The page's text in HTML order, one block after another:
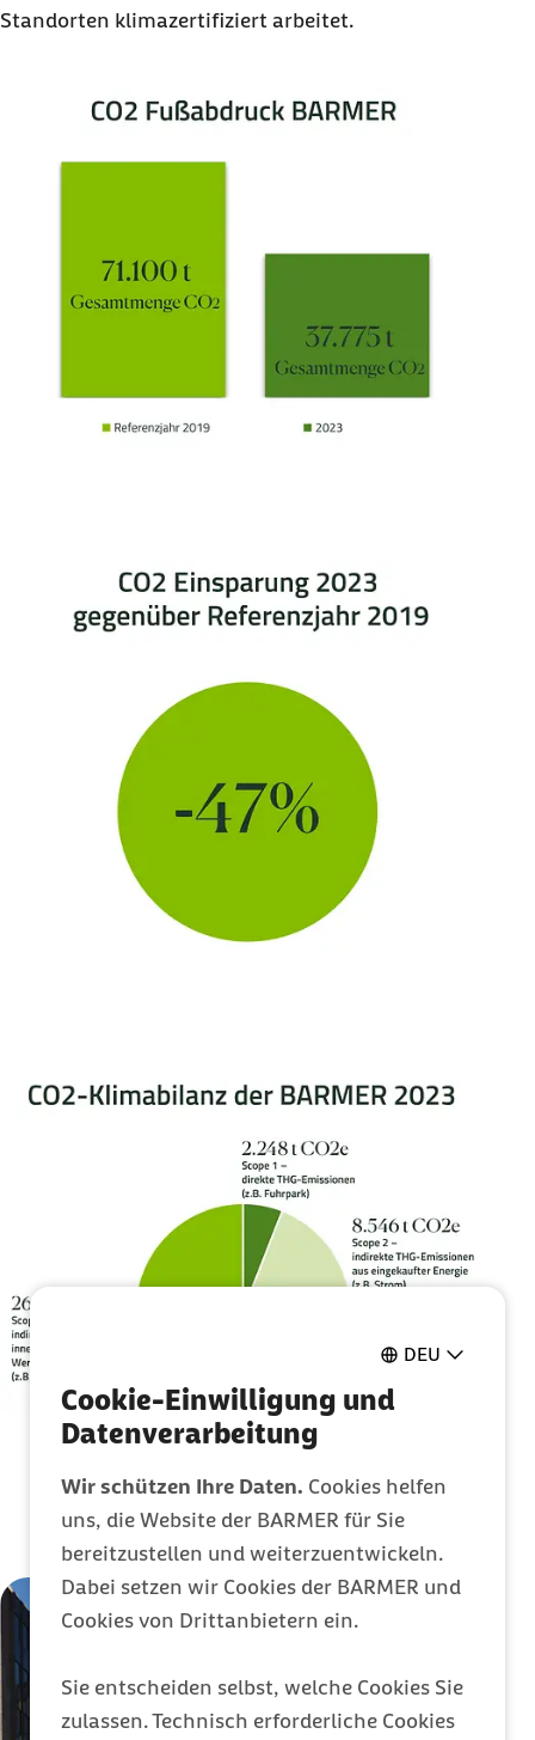
DEU
Cookie-Einwilligung und
Datenverarbeitung
Wir schützen Ihre Daten. Cookies helfen
uns, die Website der BARMER für Sie
bereitzustellen und weiterzuentwickeln.
Dabei setzen wir Cookies der BARMER und
Cookies von Drittanbietern ein.
Sie entscheiden selbst, welche Cookies Sie
zulassen. Technisch erforderliche Cookies
Standorten klimazertifiziert arbeitet.